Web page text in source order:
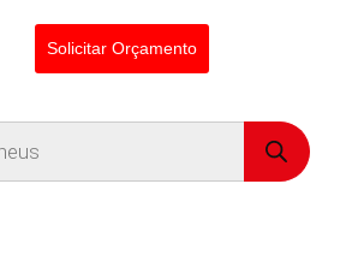
Solicitar Orçamento